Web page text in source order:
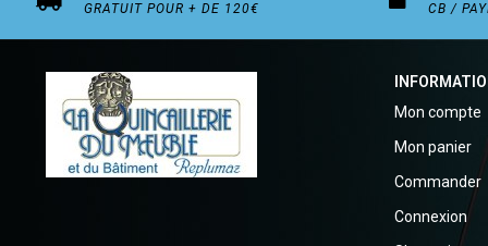
GRATUIT POUR + DE 120€ CB /
Mon compte
Mon panier
Commander
Connexion